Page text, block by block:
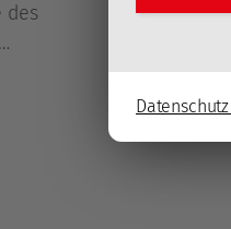
des
Daten und
Rotjacken.